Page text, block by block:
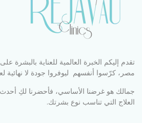
تقدم إليكم الخبرة العالمية للعناية بالبشرة
مصر، كرّسوا أنفسهم ليوفروا جودة لا نهائية
جمالك هو غرضنا الأساسي، فأحضرنا لكِ أحدث
العلاج التي تناسب نوع بشرتك.